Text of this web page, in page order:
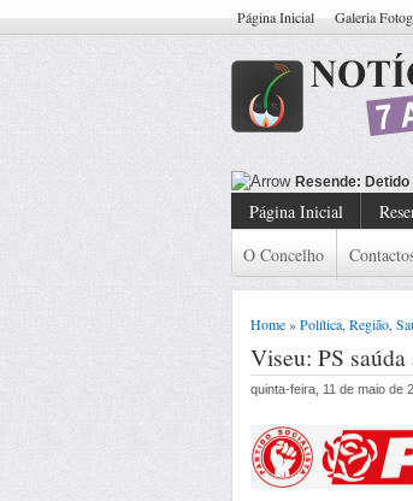
Página Inicial Galeria
Resende: Detido
Página Inicial
O Concelho
Home»Política Região
Viseu: PS
quinta-feira, 11 de maio de